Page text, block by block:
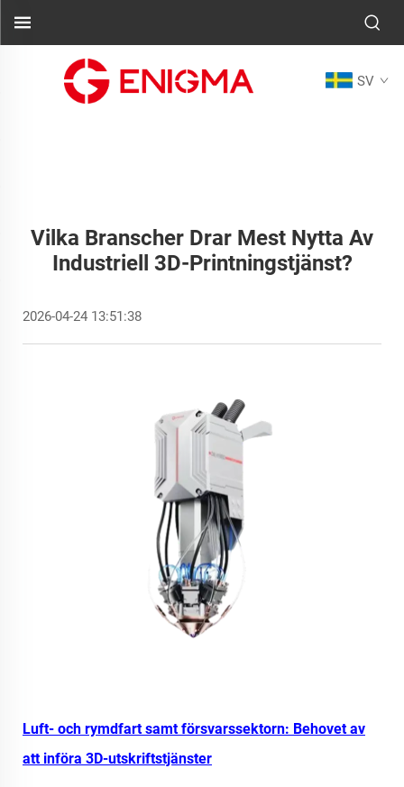
SV
Vilka Branscher Drar Mest Nytta Av
Industriell 3D-Printningstjänst?
2026-04-24 13:51:38
Luft- och rymdfart samt försvarssektorn: Behovet av
att införa 3D-utskriftstjänster